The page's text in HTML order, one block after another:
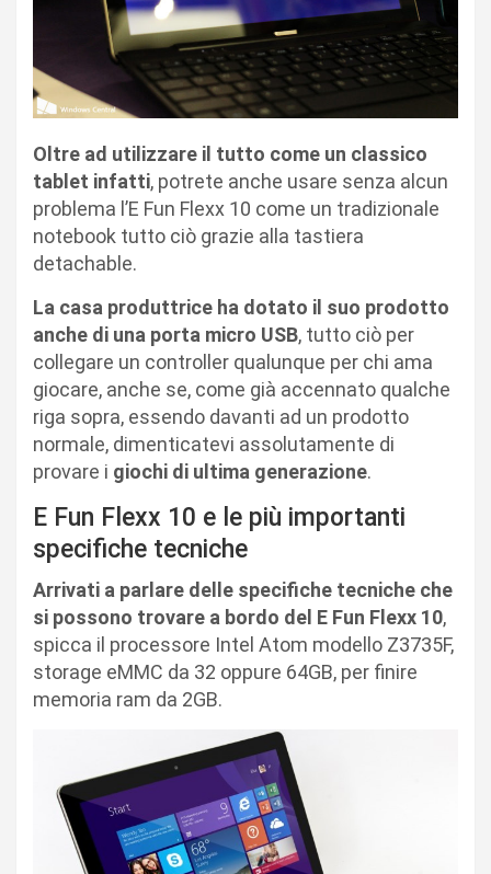
Oltre ad utilizzare il tutto come un classico
tablet infatti, potrete anche usare senza alcun
problema l’E Fun Flexx 10 come un tradizionale
notebook tutto ciò grazie alla tastiera
detachable.
La casa produttrice ha dotato il suo prodotto
anche di una porta micro USB, tutto ciò per
collegare un controller qualunque per chi ama
giocare, anche se, come già accennato qualche
riga sopra, essendo davanti ad un prodotto
normale, dimenticatevi assolutamente di
provare i giochi di ultima generazione.
E Fun Flexx 10 e le più importanti
specifiche tecniche
Arrivati a parlare delle specifiche tecniche che
si possono trovare a bordo del E Fun Flexx 10,
spicca il processore Intel Atom modello Z3735F,
storage eMMC da 32 oppure 64GB, per finire
memoria ram da 2GB.